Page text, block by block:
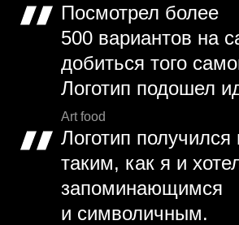
Посмотрел более
500 вариантов на
добиться того
Логотип подошел
Art food
Логотип
таким, как я и
запоминающимся
и символичным.